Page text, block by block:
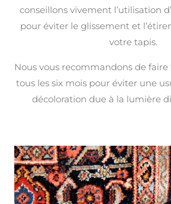
conseillons vivement l’utilisation
pour éviter le glissement et
votre tapis.
Nous vous recommandons de
tous les six mois pour éviter une
décoloration due à la lumière